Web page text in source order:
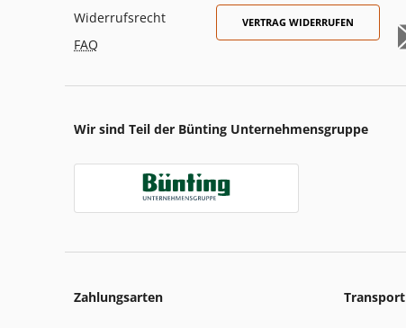
Widerrufsrecht
FAQ
VERTRAG WIDERRUFEN
Wir sind Teil der Bünting Unternehmensgruppe
Zahlungsarten Transport